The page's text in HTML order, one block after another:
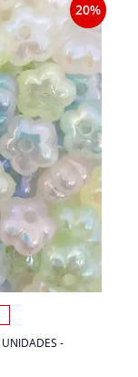
-
20%